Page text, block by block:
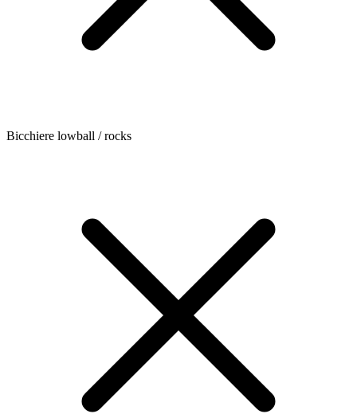
Bicchiere lowball / rocks